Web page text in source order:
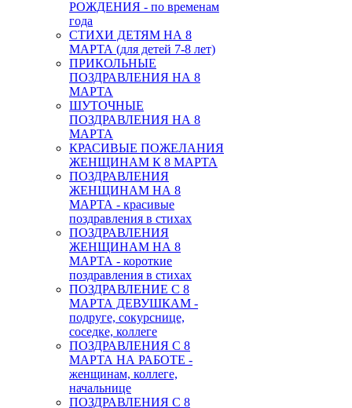
РОЖДЕНИЯ - по временам
года
СТИХИ ДЕТЯМ НА 8
МАРТА (для детей 7-8 лет)
ПРИКОЛЬНЫЕ
ПОЗДРАВЛЕНИЯ НА 8
МАРТА
ШУТОЧНЫЕ
ПОЗДРАВЛЕНИЯ НА 8
МАРТА
КРАСИВЫЕ ПОЖЕЛАНИЯ
ЖЕНЩИНАМ К 8 МАРТА
ПОЗДРАВЛЕНИЯ
ЖЕНЩИНАМ НА 8
МАРТА - красивые
поздравления в стихах
ПОЗДРАВЛЕНИЯ
ЖЕНЩИНАМ НА 8
МАРТА - короткие
поздравления в стихах
ПОЗДРАВЛЕНИЕ С 8
МАРТА ДЕВУШКАМ -
подруге, сокурснице,
соседке, коллеге
ПОЗДРАВЛЕНИЯ С 8
МАРТА НА РАБОТЕ -
женщинам, коллеге,
начальнице
ПОЗДРАВЛЕНИЯ С 8